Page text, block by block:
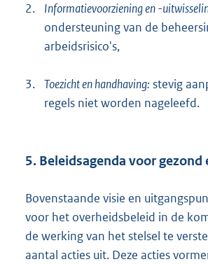
2. Informatievoorziening en -
ondersteuning van de
arbeidsrisico's,
3. Toezicht en handhaving: stevig
regels niet worden nageleefd.
5. Beleidsagenda voor gezond
Bovenstaande visie en
voor het overheidsbeleid in de
de werking van het stelsel te
aantal acties uit. Deze acties